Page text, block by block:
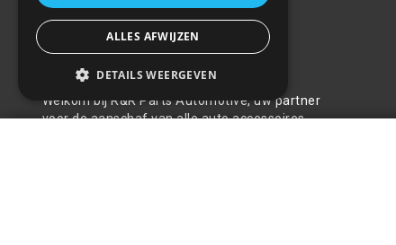
Over ons
Welkom bij R&R Parts Automotive, uw partner
voor de aanschaf van alle auto accessoires.
ALLES AFWIJZEN
DETAILS WEERGEVEN